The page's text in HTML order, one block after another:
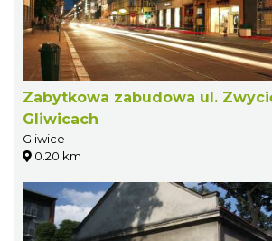
Zabytkowa zabudowa ul.
Gliwicach
Gliwice
0.20 km